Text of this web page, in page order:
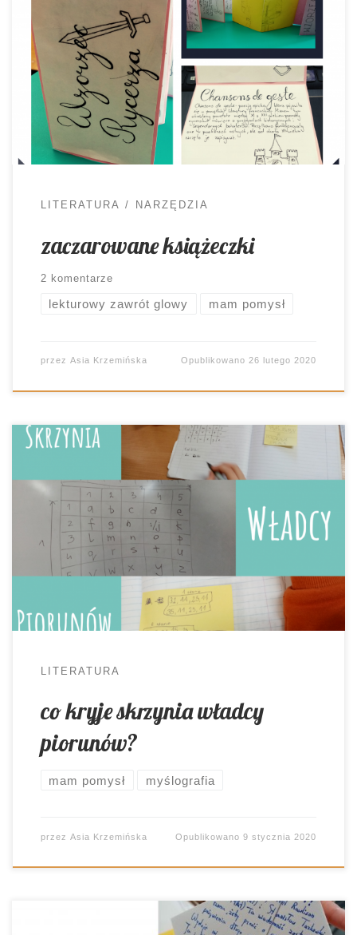
nie wymagające specjalnego przygotowania, ale
mogące zaskoczyć efektem. #Leporello, bo o
nim mowa, zagościło i na naszych zajęciach. Moi
uczniowie chętnie wykonują lapbooki. Rozumieją
tę formę pracy i potrafią się dzięki niej uczyć.
Pomyślałam więc, że może i harmonijkowe
#leporello zyska ich aprobatę. […]
LITERATURA NARZĘDZIA
zaczarowane książeczki
2 komentarze
lekturowy zawrót glowy mam pomysł
przez Asia Krzemińska Opublikowano 26 lutego 2020
Czasami człowiek porywa się na omawianie
lektury, która nie jest specjalnie popularna. I
wspaniale. Istniej bowiem pełna dowolność do
doborze form i metod pracy. A zresztą, czy ona
przypadkiem nie istniej zawsze? przetestowane-
zaakceptowane 😉 Jak to dobrze, że moje starsze
dziecko wyrasta na młodego czytelnika (młodsze
zresztą też). Nawet […]
LITERATURA
co kryje skrzynia władcy
piorunów?
mam pomysł myślografia
przez Asia Krzemińska Opublikowano9 stycznia 2020
Najbardziej wartościowe zajęcia to takie, które